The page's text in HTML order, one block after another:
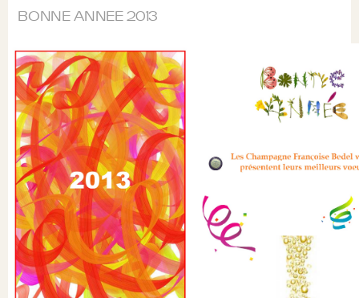
BONNE ANNEE 2013